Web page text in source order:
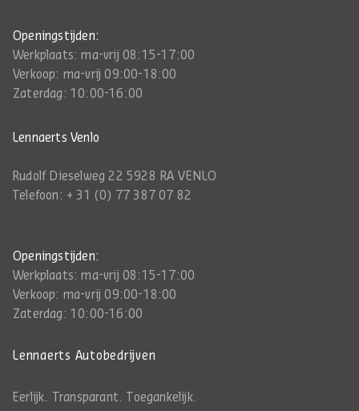
Openingstijden:
Werkplaats: ma-vrij 08:15-17:00
Verkoop: ma-vrij 09:00-18:00
Zaterdag: 10:00-16:00
Lennaerts Venlo
Rudolf Dieselweg 22 5928 RA VENLO
Telefoon: + 31 (0) 77 387 07 82
Openingstijden:
Werkplaats: ma-vrij 08:15-17:00
Verkoop: ma-vrij 09:00-18:00
Zaterdag: 10:00-16:00
Lennaerts Autobedrijven
Eerlijk. Transparant. Toegankelijk.